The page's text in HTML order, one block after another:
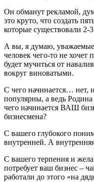
Он обманут рекламой,
это круто, что создать
которые существовали 2-
А вы, я думаю, уважаемые
человек чего-то не хочет
будет мучиться от
вокруг виноватыми.
С чего начинается… нет,
популярны, а ведь
чего начинается ВАШ
бизнесмена?
С вашего глубокого
внутренней. А
С вашего терпения и
потребует ваш бизнес –
работали до этого «на